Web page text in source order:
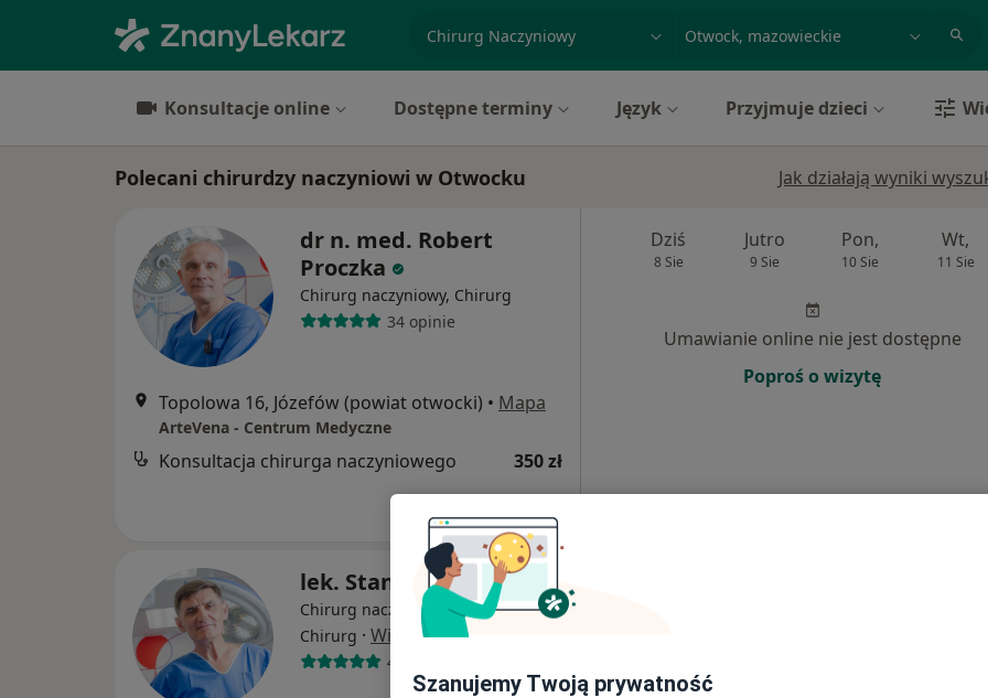
Konsultacje online Dostępne terminy Język Przyjmuje dzieci
Polecani chirurdzy naczyniowi w Otwocku Jak działają wyniki
dr n. med. Robert
Proczka
Chirurg naczyniowy, Chirurg
34 opinie
Topolowa 16, Józefów (powiat otwocki) • Mapa
ArteVena - Centrum Medyczne
Konsultacja chirurga naczyniowego 350 zł
Dziś
8 Sie
Jutro
9 Sie
Pon,
10 Sie
Wt,
11 Sie
Umawianie online nie jest dostępne
Poproś o wizytę
lek. Stanisław Mazur
Chirurg naczyniowy, Flebolog,
Chirurg · Więcej
46 opinii
Umawianie online nie jest dostępne
Szanujemy Twoją prywatność